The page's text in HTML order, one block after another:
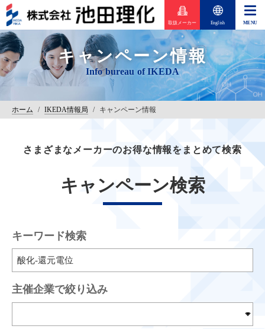
取扱メーカー English
キャンペーン情報
ホーム / IKEDA情報局 / キャンペーン情報
さまざまなメーカーのお得な情報をまとめて検索
キャンペーン検索
キーワード検索
主催企業で絞り込み